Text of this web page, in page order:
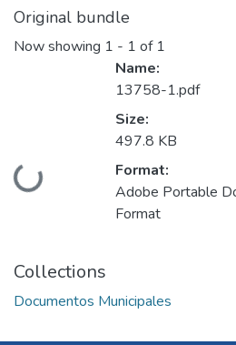
Original bundle
Now showing 1 - 1 of 1
Loading...
Name:
13758-1.pdf
Size:
497.8 KB
Format:
Adobe Portable
Format
Collections
Documentos Municipales